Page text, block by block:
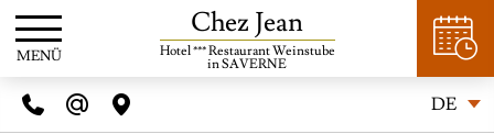
MENÜ
Chez Jean
Hotel *** Restaurant Weinstube
in SAVERNE
DE